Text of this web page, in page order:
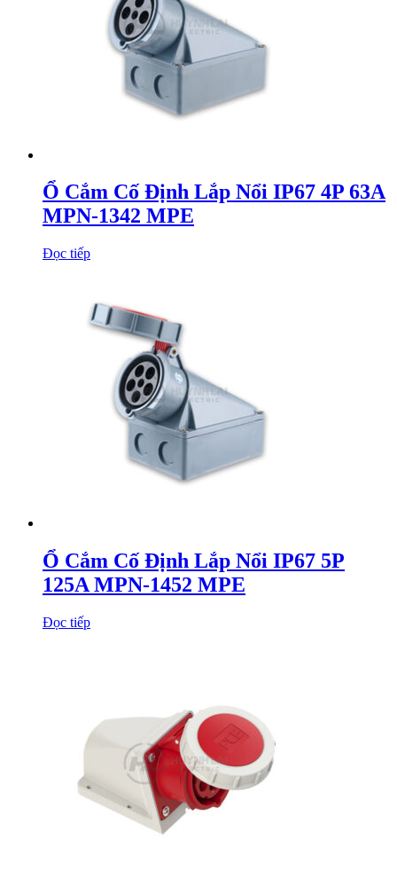
Ổ Cắm Cố Định Lắp Nổi IP67 4P 63A
MPN-1342 MPE
Đọc tiếp
Ổ Cắm Cố Định Lắp Nổi IP67 5P
125A MPN-1452 MPE
Đọc tiếp